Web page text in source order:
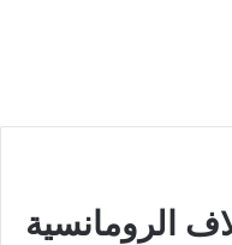
الرومانسية